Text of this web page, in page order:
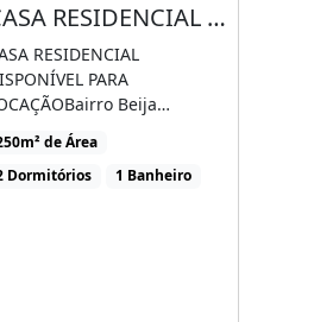
MUTUM - MT, Bairro
CASA RESIDENCIAL em NOVA MUTUM - MT, Bairro Beija Flor
RESIDENCIAL
PARA
Beija
Mutum - MT 03
sendo 01 suíte [...]
de Área
Dormitórios
1 Banheiro